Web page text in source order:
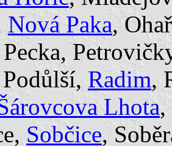
Nová Paka,
Radim,
Lhota,
Sobčice,